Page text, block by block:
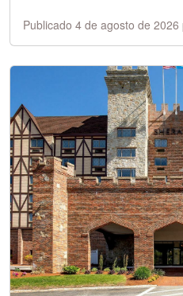
Publicado 4 de agosto de